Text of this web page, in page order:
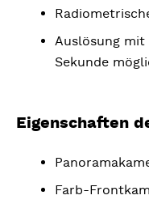
Auslösung
Sekunde
Eigenschaften
Farb-